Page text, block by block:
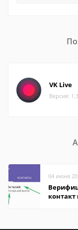
VK Live
Версия:
04 июня
контакт